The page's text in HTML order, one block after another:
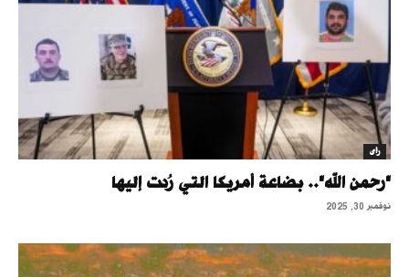
رأى
"رحمن الله".. بضاعة أمريكا التي رُدت إليها
نوفمبر 30, 2025